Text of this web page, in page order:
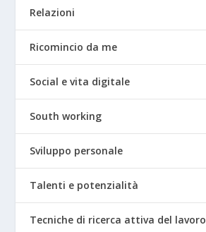
Relazioni
Ricomincio da me
Social e vita digitale
South working
Sviluppo personale
Talenti e potenzialità
Tecniche di ricerca attiva del lavoro